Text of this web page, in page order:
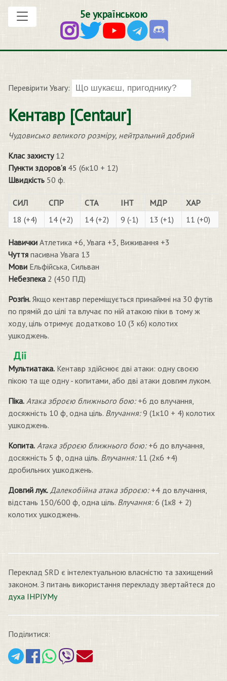
5е українською
Перевірити Увагу:
Кентавр [Centaur]
Чудовисько великого розміру, нейтральний добрий
Клас захисту12
Пункти здоров’я 45 (6к10 + 12)
Швидкість 50 ф.
СИЛ СПР СТА ІНТ МДР
ХАР
18 (+4)
14 (+2) 14 (+2) 9 (-1) 13 (+1) 11 (+0)
Навички Атлетика +6, Увага +3, Виживання +3
Чуття пасивна Увага 13
Мови Ельфійська, Сильван
Небезпека 2 (450 ПД)
Розгін. Якщо кентавр переміщується принаймні на 30 футів
по прямій до цілі та влучає по ній атакою піки в тому ж
ходу, ціль отримує додатково 10 (3 к6) колотих
ушкоджень.
Дії
Мультиатака. Кентавр здійснює дві атаки: одну своєю
пікою та ще одну - копитами, або дві атаки довгим луком.
Піка. Атака зброєю ближнього бою:+6 до влучання,
досяжність 10 ф, одна ціль. Влучання:9 (1к10 + 4) колотих
ушкоджень.
Копита. Атака зброєю ближнього бою:+6 до влучання,
досяжність 5 ф, одна ціль. Влучання:11 (2к6 +4)
дробильних ушкоджень.
Довгий лук. Далекобійна атака зброєю:+4 до влучання,
відстань 150/600 ф, одна ціль. Влучання:6 (1к8 + 2)
колотих ушкоджень.
Переклад SRD є інтелектуальною власністю та захищений
законом. З питань використання перекладу звертайтеся до
духа ІНРІУМу
Поділитися: